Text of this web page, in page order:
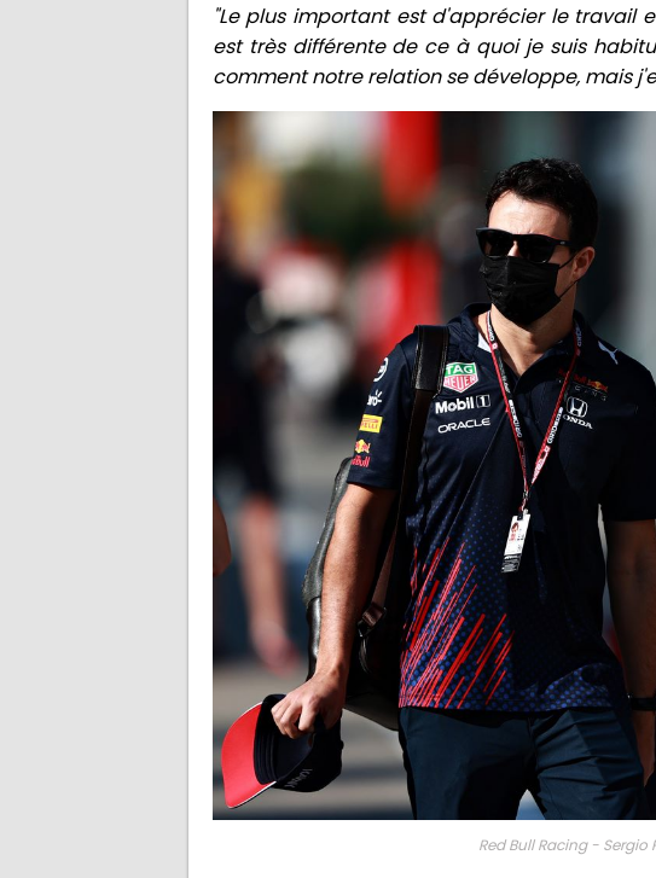
"Le plus important est d'apprécier le travail
est très différente de ce à quoi je suis
comment notre relation se développe, mais
Red Bull Racing -